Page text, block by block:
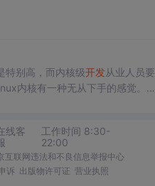
特别高，而内核级开发从业人员要
内核有一种无从下手的感觉。根
线客
工作时间 8:30-
22:00
互联网违法和不良信息举报中心
诉 出版物许可证 营业执照